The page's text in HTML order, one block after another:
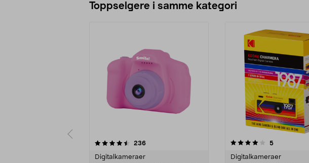
Toppselgere i samme kategori
236anmeldelser
Digitalkameraer
4.0 av 5 stjerner 5anmeldelser
Digitalkameraer
4.5 av 5 stjerner